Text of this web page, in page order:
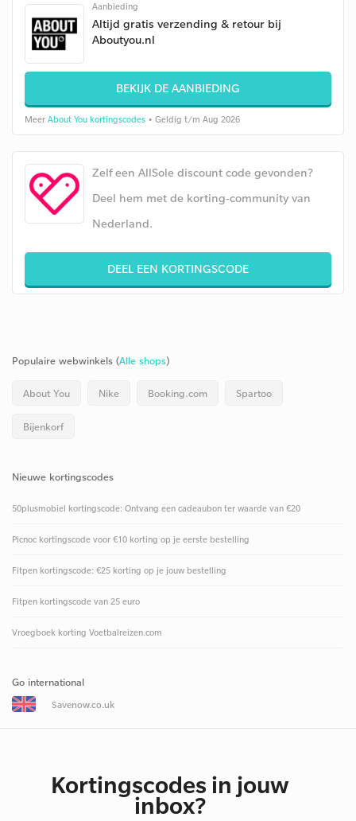
Aanbieding
Altijd gratis verzending & retour bij
Aboutyou.nl
BEKIJK DE AANBIEDING
Meer About You kortingscodes • Geldig t/m Aug 2026
Zelf een AllSole discount code gevonden?
Deel hem met de korting-community van
Nederland.
DEEL EEN KORTINGSCODE
Populaire webwinkels (Alle shops)
About You Nike Booking.com Spartoo
Bijenkorf
Nieuwe kortingscodes
50plusmobiel kortingscode: Ontvang een cadeaubon ter waarde van €20
Picnoc kortingscode voor €10 korting op je eerste bestelling
Fitpen kortingscode: €25 korting op je jouw bestelling
Fitpen kortingscode van 25 euro
Vroegboek korting Voetbalreizen.com
Go international
Savenow.co.uk
Kortingscodes in jouw
inbox?